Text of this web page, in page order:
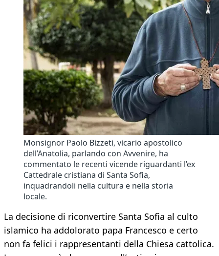
Monsignor Paolo Bizzeti, vicario apostolico
dell’Anatolia, parlando con Avvenire, ha
commentato le recenti vicende riguardanti l’ex
Cattedrale cristiana di Santa Sofia,
inquadrandoli nella cultura e nella storia
locale.
La decisione di riconvertire Santa Sofia al culto
islamico ha addolorato papa Francesco e certo
non fa felici i rappresentanti della Chiesa cattolica.